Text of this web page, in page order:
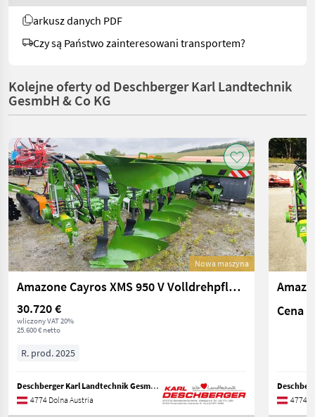
arkusz danych PDF
Czy są Państwo zainteresowani transportem?
Kolejne oferty od Deschberger Karl Landtechnik
GesmbH & Co KG
Nowa maszyna
Amazone Cayros XMS 950 V Volldrehpflug 5-scharig
30.720 €
wliczony VAT 20%
25.600 € netto
R. prod. 2025
Deschberger Karl Landtechnik GesmbH & Co KG
4774 Dolna Austria
Cena
4774